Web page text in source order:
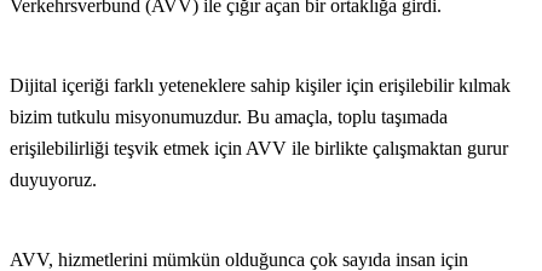
Verkehrsverbund (AVV) ile çığır açan bir ortaklığa girdi.
Dijital içeriği farklı yeteneklere sahip kişiler için erişilebilir kılmak
bizim tutkulu misyonumuzdur. Bu amaçla, toplu taşımada
erişilebilirliği teşvik etmek için AVV ile birlikte çalışmaktan gurur
duyuyoruz.
AVV, hizmetlerini mümkün olduğunca çok sayıda insan için